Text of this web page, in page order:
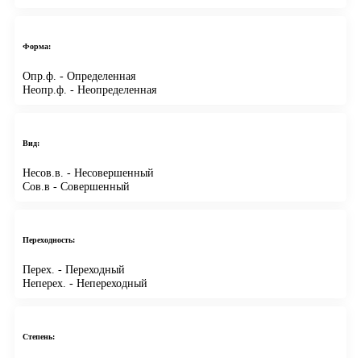
Форма:
Опр.ф. - Определенная
Неопр.ф. - Неопределенная
Вид:
Несов.в. - Несовершенный
Сов.в - Совершенный
Переходность:
Перех. - Переходный
Неперех. - Непереходный
Степень: